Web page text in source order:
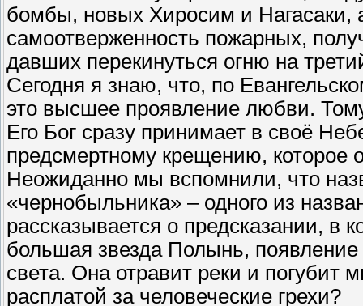
бомбы, новых Хиросим и Нагасаки,
самоотверженность пожарных,
давших перекинуться огню на
Сегодня я знаю, что, по
это высшее проявление любви.
Его Бог сразу принимает в своё
предсмертному крещению, которое
Неожиданно мы вспомнили, что
«чернобыльника» – одного из
рассказывается о предсказании, в
большая звезда Полынь, появление
света. Она отравит реки и погубит
расплатой за человеческие грехи?